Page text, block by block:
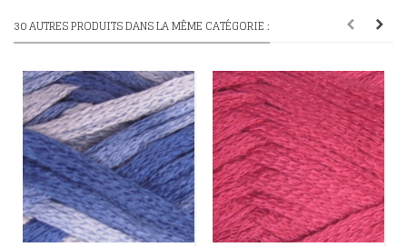
30 AUTRES PRODUITS DANS LA MÊME CATÉGORIE :